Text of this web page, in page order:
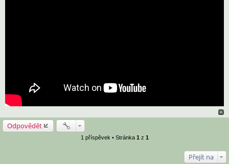
Odpovědět
1 příspěvek • Stránka 1 z 1
Přejít na